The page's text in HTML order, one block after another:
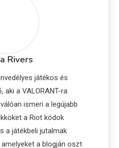
Rivers
játékos és
aki a VALORANT-ra
ismeri a legújabb
a Riot kódok
a játékbeli jutalmak
a blogján oszt